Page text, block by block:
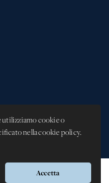
utilizziamo cookie o
nella cookie policy.
Accetta